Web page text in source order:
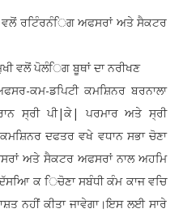
ਵਲੋਂ ਰਟਿੰਰਨੰਿਗ ਅਫਸਰਾਂ ਅਤੇ ਸੈਕਟਰ
ਵਲੋਂ ਪੋਲੰਿਗ ਬੂਥਾਂ ਦਾ ਨਰੀਖਣ
ਕਮ-ਡਪਿਟੀ ਕਮਸ਼ਿਨਰ ਬਰਨਾਲਾ
ਸ੍ਰੀ ਪੀ|ਕੇ| ਪਰਮਾਰ ਅਤੇ ਸ੍ਰੀ
ਦਫਤਰ ਵਖੇ ਵਧਾਨ ਸਭਾ ਚੋਣਾ
ਅਤੇ ਸੈਕਟਰ ਅਫਸਰਾਂ ਨਾਲ ਅਹਮਿ
ਕ ਿਚੋਣਾ ਸਬੰਧੀ ਕੰਮ ਕਾਜ ਵਚਿ
ਨਹੀਂ ਕੀਤਾ ਜਾਵੇਗਾ।ਇਸ ਲਈ ਸਾਰੇ